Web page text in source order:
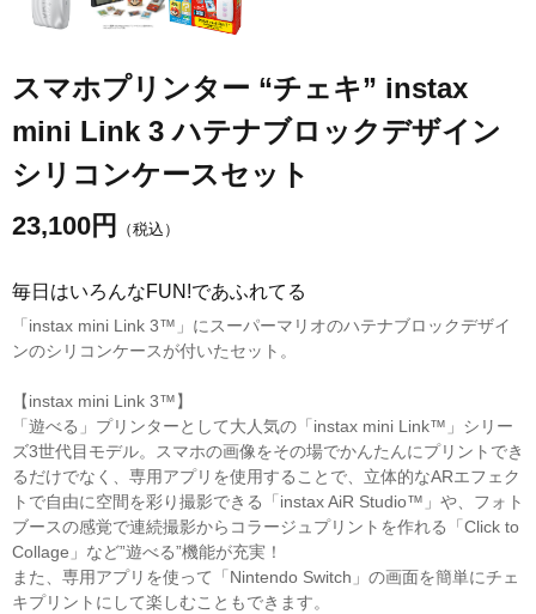
スマホプリンター “チェキ” instax
mini Link 3 ハテナブロックデザイン
シリコンケースセット
23,100円 （税込）
毎日はいろんなFUN!であふれてる
「instax mini Link 3™」にスーパーマリオのハテナブロックデザイ
ンのシリコンケースが付いたセット。
【instax mini Link 3™】
「遊べる」プリンターとして大人気の「instax mini Link™」シリー
ズ3世代目モデル。スマホの画像をその場でかんたんにプリントでき
るだけでなく、専用アプリを使用することで、立体的なARエフェク
トで自由に空間を彩り撮影できる「instax AiR Studio™」や、フォト
ブースの感覚で連続撮影からコラージュプリントを作れる「Click to
Collage」など”遊べる”機能が充実！
また、専用アプリを使って「Nintendo Switch」の画面を簡単にチェ
キプリントにして楽しむこともできます。